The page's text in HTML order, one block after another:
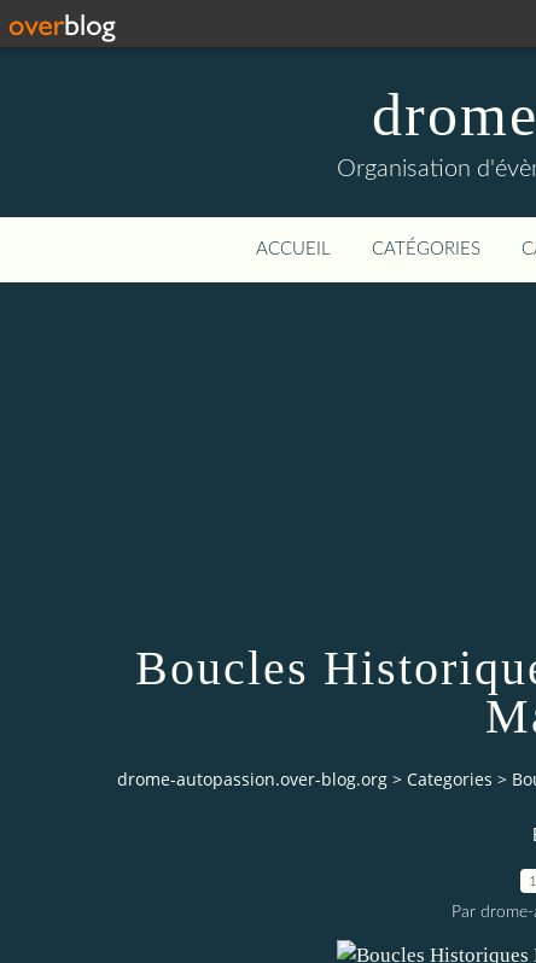
Organisation
ACCUEIL CATÉGORIES
Boucles
drome-autopassion.over-blog.org > Categories >
Par